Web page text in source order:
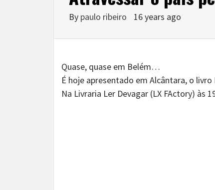
By paulo ribeiro 16 years ago
Quase, quase em Belém…
É hoje apresentado em Alcântara, o
Na Livraria Ler Devagar (LX FActory) às